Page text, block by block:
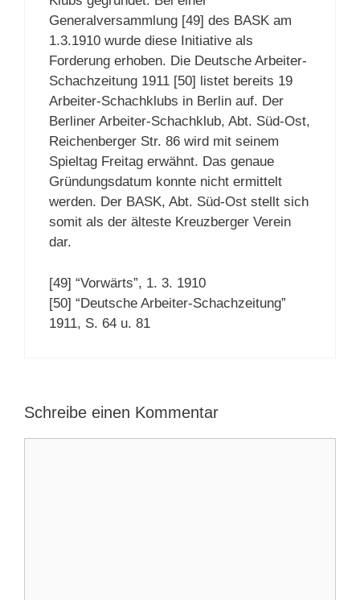
Generalversammlung [49] des BASK am
1.3.1910 wurde diese Initiative als
Forderung erhoben. Die Deutsche Arbeiter-
Schachzeitung 1911 [50] listet bereits 19
Arbeiter-Schachklubs in Berlin auf. Der
Berliner Arbeiter-Schachklub, Abt. Süd-Ost,
Reichenberger Str. 86 wird mit seinem
Spieltag Freitag erwähnt. Das genaue
Gründungsdatum konnte nicht ermittelt
werden. Der BASK, Abt. Süd-Ost stellt sich
somit als der älteste Kreuzberger Verein
dar.
[49] “Vorwärts”, 1. 3. 1910
[50] “Deutsche Arbeiter-Schachzeitung”
1911, S. 64 u. 81
Schreibe einen Kommentar